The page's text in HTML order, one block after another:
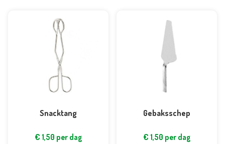
Snacktang
€ 1,50 per dag
Gebaksschep
€ 1,50 per dag